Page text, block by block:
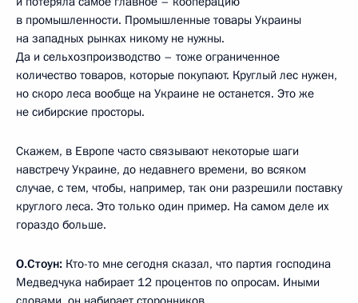
в промышленности. Промышленные товары Украины
на западных рынках никому не нужны.
Да и сельхозпроизводство – тоже ограниченное
количество товаров, которые покупают. Круглый лес нужен,
но скоро леса вообще на Украине не останется. Это же
не сибирские просторы.
Скажем, в Европе часто связывают некоторые шаги
навстречу Украине, до недавнего времени, во всяком
случае, с тем, чтобы, например, так они разрешили поставку
круглого леса. Это только один пример. На самом деле их
гораздо больше.
О.Стоун: Кто-то мне сегодня сказал, что партия господина
Медведчука набирает 12 процентов по опросам. Иными